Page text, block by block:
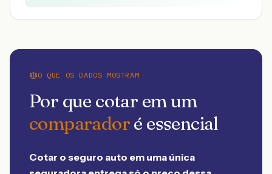
O QUE OS DADOS MOSTRAM
Por que cotar em um
comparadoré essencial
Cotar o seguro auto em uma única